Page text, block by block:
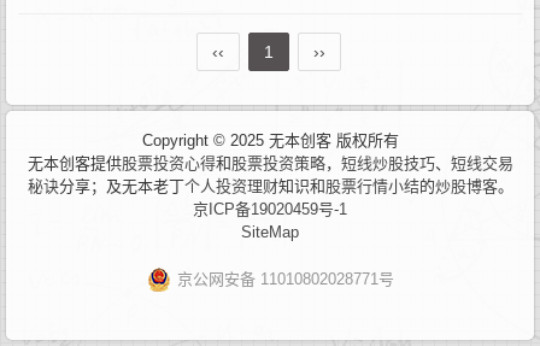
其他的操作风格会根据时间轴的拉长产生更多变数，反而愈发复
‹‹ 1 ››
Copyright © 2025 无本创客 版权所有
无本创客提供股票投资心得和 股票投资策略， 短线炒股技巧、 短线交易
秘诀分享；及无本老丁个人投资理财知识和 股票行情小结的炒股博客。
京ICP备19020459号-1
SiteMap
京公网安备 11010802028771号